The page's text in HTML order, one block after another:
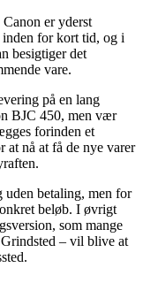
er yderst
for kort tid, og i
besigtiger det
vare.
på en lang
BJC 450, men vær
forinden et
at nå at få de nye varer
betaling, men for
beløb. I øvrigt
som mange
– vil blive at